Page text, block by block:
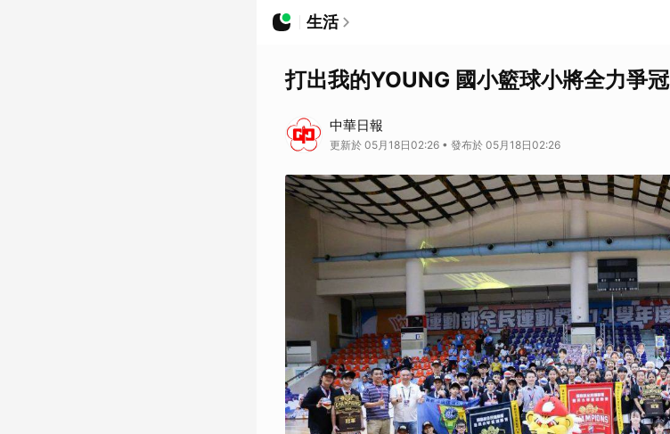
生活
打出我的YOUNG 國小籃球小將全力爭冠
中華日報
更新於 05月18日02:26 • 發布於 05月18日02:26